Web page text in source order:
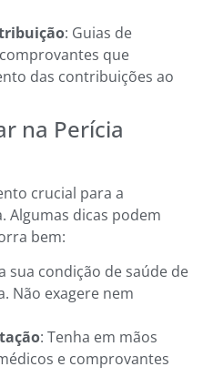
: Guias de
que
das contribuições ao
na Perícia
crucial para a
Algumas dicas podem
bem:
sua condição de saúde de
Não exagere nem
: Tenha em mãos
e comprovantes